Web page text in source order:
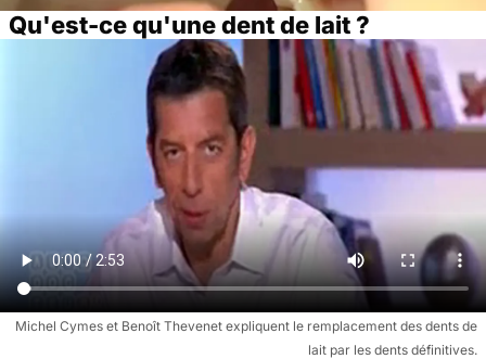
Qu'est-ce qu'une dent de lait ?
Michel Cymes et Benoît Thevenet expliquent le remplacement des dents de
lait par les dents définitives.